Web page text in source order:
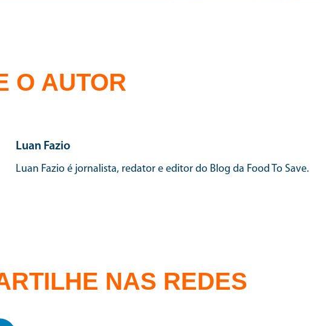
O AUTOR
Luan Fazio
Luan Fazio é jornalista, redator e editor do Blog da Food To Save.
NAS REDES